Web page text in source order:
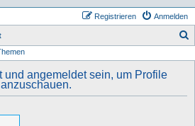
Anmelden
Registrieren
und angemeldet sein, um Profile
anzuschauen.